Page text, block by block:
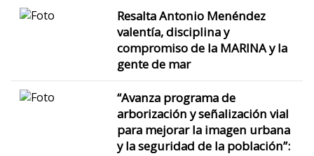
Resalta Antonio Menéndez
valentía, disciplina y
compromiso de la MARINA y la
gente de mar
“Avanza programa de
arborización y señalización vial
para mejorar la imagen urbana
y la seguridad de la población”: